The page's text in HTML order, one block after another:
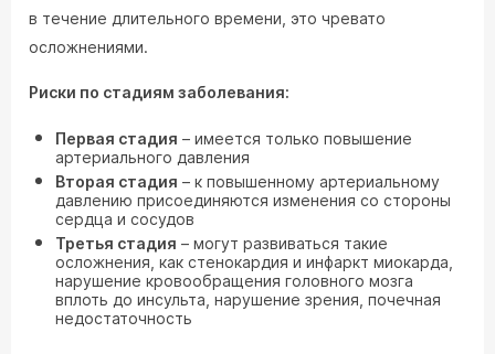
в течение длительного времени, это чревато
осложнениями.
Риски по стадиям заболевания:
Первая стадия – имеется только повышение
артериального давления
Вторая стадия – к повышенному артериальному
давлению присоединяются изменения со стороны
сердца и сосудов
Третья стадия – могут развиваться такие
осложнения, как стенокардия и инфаркт миокарда,
нарушение кровообращения головного мозга
вплоть до инсульта, нарушение зрения, почечная
недостаточность